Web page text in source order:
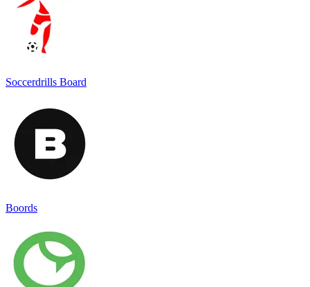
Soccerdrills Board
Boords